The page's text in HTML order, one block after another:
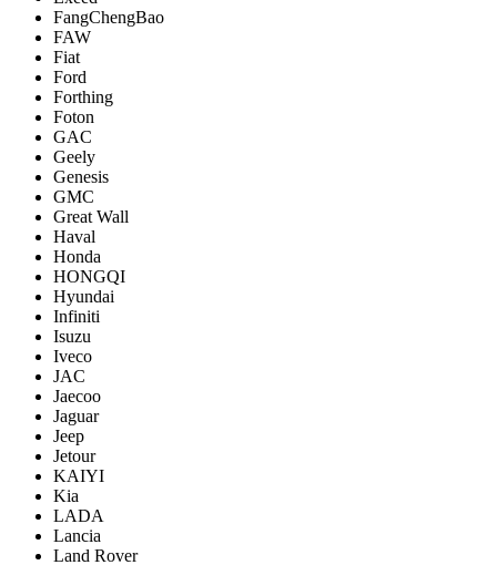
FangChengBao
FAW
Fiat
Ford
Forthing
Foton
GAC
Geely
Genesis
GMC
Great Wall
Haval
Honda
HONGQI
Hyundai
Infiniti
Isuzu
Iveco
JAC
Jaecoo
Jaguar
Jeep
Jetour
KAIYI
Kia
LADA
Lancia
Land Rover